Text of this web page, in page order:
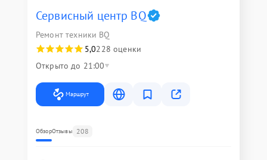
Сервисный центр BQ
Ремонт техники BQ
5,0228 оценки
Открыто до 21:00
Маршрут
ОбзорОтзывы 208